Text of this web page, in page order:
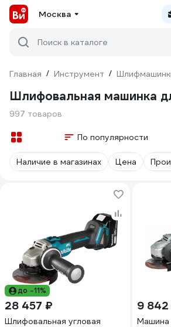
Москва
Поиск в каталоге
Главная / Инструмент /
Шлифовальная машинка
997 товаров
По популярности
Наличие в магазинах Цена
до -11%
28 457 ₽
Шлифовальная угловая
9 842
Машина